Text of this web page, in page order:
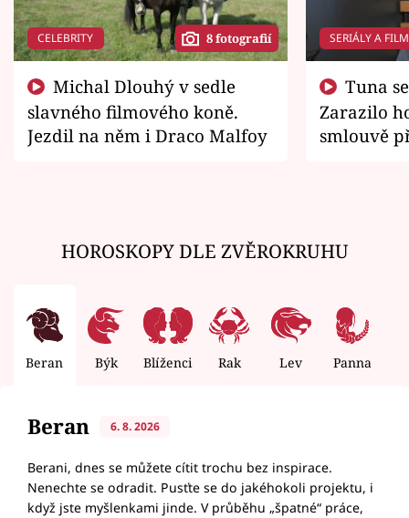
CELEBRITY 8 fotografií
slavného filmového koně.
Jezdil na něm i Draco Malfoy
SERIÁLY A
Zarazilo
smlouvě
HOROSKOPY DLE ZVĚROKRUHU
Beran Býk Blíženci Rak Lev Panna
Beran 6. 8. 2026
Berani, dnes se můžete cítit trochu bez inspirace.
Nenechte se odradit. Pusťte se do jakéhokoli projektu, i
když jste myšlenkami jinde. V průběhu „špatné“ práce,